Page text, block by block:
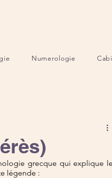
Numerologie
grecque qui explique
légende :